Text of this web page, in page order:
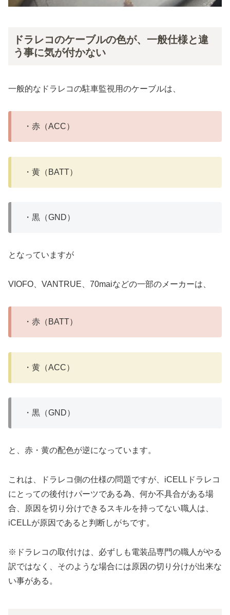
ドラレコのケーブルの色が、一般仕様と違
う事に気が付かない
一般的なドラレコの駐車監視用のケーブルは、
・赤（ACC）
・黄（BATT）
・黒（GND）
となっていますが
VIOFO、VANTRUE、70maiなどの一部のメーカーは、
・赤（BATT）
・黄（ACC）
・黒（GND）
と、赤・黄の配色が逆になっています。
これは、ドラレコ側の仕様の問題ですが、iCELLドラレコ
にとっての後付けパーツである為、何か不具合がある場
合、原因を切り分けできるスキルを持ってない職人は、
iCELLが原因であると判断しがちです。
※ドラレコの取付けは、必ずしも電装品専門の職人がやる
訳ではなく、そのような場合には原因の切り分けが出来な
い事がある。